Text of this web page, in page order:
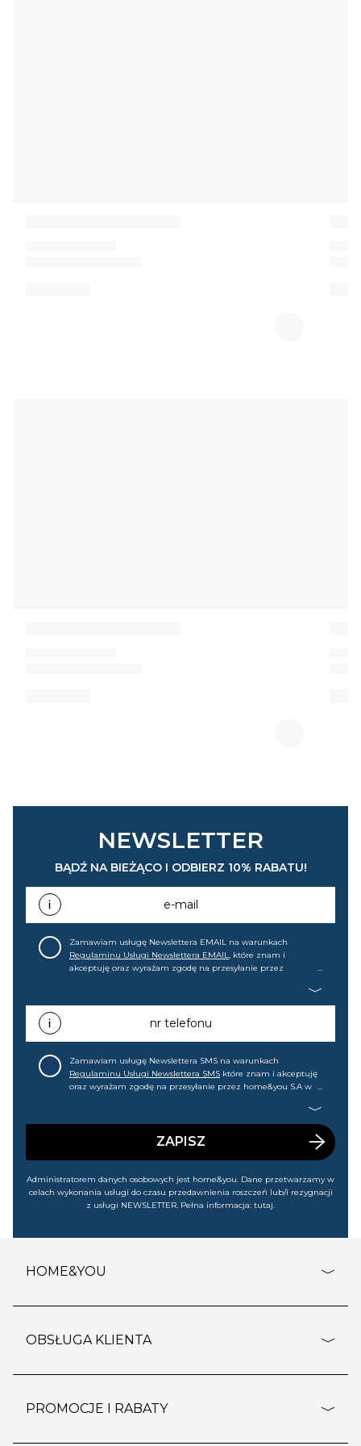
NEWSLETTER
BĄDŹ NA BIEŻĄCO I ODBIERZ 10% RABATU!
e-mail
Zamawiam usługę Newslettera EMAIL na warunkach
Regulaminu Usługi Newslettera EMAIL, które znam i
akceptuję oraz wyrażam zgodę na przesyłanie przez
promocjach, wyprzedażach). Wiem, że mogę tę zgodę w
każdej chwili cofnąć.nr telefonu
Zamawiam usługę Newslettera SMS na warunkach
Regulaminu Usługi Newslettera SMS które znam i akceptuję
oraz wyrażam zgodę na przesyłanie przez home&you S.A w
wyprzedażach). Wiem, że mogę tę zgodę w każdej chwili
ZAPISZ
Administratorem danych osobowych jest home&you. Dane przetwarzamy w
celach wykonania usługi do czasu przedawnienia roszczeń lub/i rezygnacji
z usługi NEWSLETTER. Pełna informacja: tutaj.
HOME&YOU
o firmie
polityka prywatności
kontakt
OBSŁUGA KLIENTA
dostawy i płatność
PROMOCJE I RABATY